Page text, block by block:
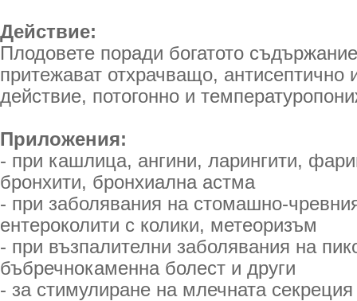
Действие:
Плодовете поради богатото
притежават отхрачващо, антисептично
действие, потогонно и
Приложения:
- при кашлица, ангини, ларингити,
бронхити, бронхиална астма
- при заболявания на стомашно-чревния
ентероколити с колики, метеоризъм
- при възпалителни заболявания на
бъбречнокаменна болест и други
- за стимулиране на млечната